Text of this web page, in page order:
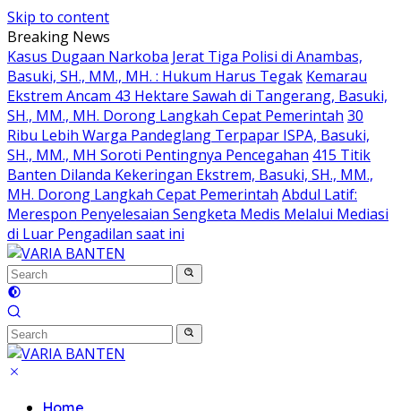
Skip to content
Breaking News
Kasus Dugaan Narkoba Jerat Tiga Polisi di Anambas,
Basuki, SH., MM., MH. : Hukum Harus Tegak Kemarau
Ekstrem Ancam 43 Hektare Sawah di Tangerang, Basuki,
SH., MM., MH. Dorong Langkah Cepat Pemerintah 30
Ribu Lebih Warga Pandeglang Terpapar ISPA, Basuki,
SH., MM., MH Soroti Pentingnya Pencegahan 415 Titik
Banten Dilanda Kekeringan Ekstrem, Basuki, SH., MM.,
MH. Dorong Langkah Cepat Pemerintah Abdul Latif:
Merespon Penyelesaian Sengketa Medis Melalui Mediasi
di Luar Pengadilan saat ini
Home